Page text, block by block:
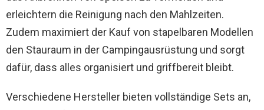
erleichtern die Reinigung nach den Mahlzeiten.
Zudem maximiert der Kauf von stapelbaren Modellen
den Stauraum in der Campingausrüstung und sorgt
dafür, dass alles organisiert und griffbereit bleibt.
Verschiedene Hersteller bieten vollständige Sets an,